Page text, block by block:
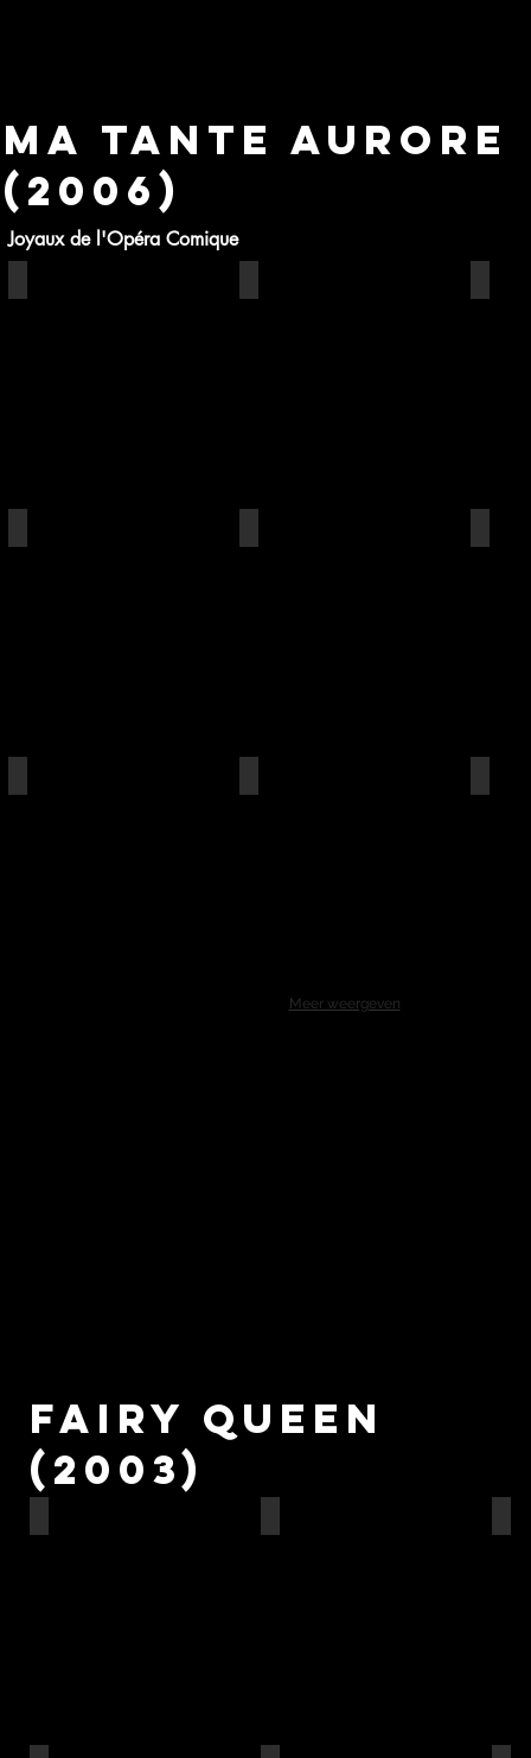
Ma tante aurore
(2006)
Joyaux de l'Opéra Comique
Meer weergeven
Fairy queen
(2003)